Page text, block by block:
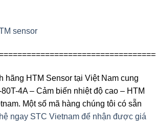
sensor
hãng HTM Sensor tại Việt Nam cung
4A – Cảm biến nhiệt độ cao – HTM
Một số mã hàng chúng tôi có sẵn
ngay STC Vietnam để nhận được giá